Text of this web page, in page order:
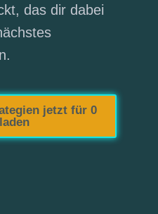
das dir dabei
jetzt für 0